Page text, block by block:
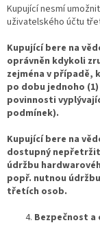
Kupující nesmí
uživatelského účtu
Kupující bere na
oprávněn kdykoli
zejména v případě,
po dobu jednoho
povinnosti
podmínek).
Kupující bere na
dostupný
údržbu
popř. nutnou
třetích osob.
Bezpečnost a